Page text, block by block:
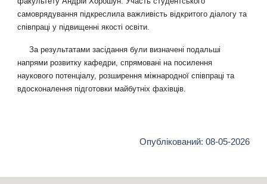
самоврядування підкреслила важливість відкритого діалогу та
співпраці у підвищенні якості освіти.
За результатами засідання були визначені подальші
напрями розвитку кафедри, спрямовані на посилення
наукового потенціалу, розширення міжнародної співпраці та
вдосконалення підготовки майбутніх фахівців.
Опублікований: 08-05-2026